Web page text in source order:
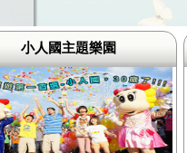
小人國主題樂園